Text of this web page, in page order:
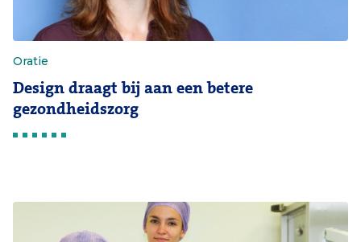
Oratie
Design draagt bij aan een betere
gezondheidszorg